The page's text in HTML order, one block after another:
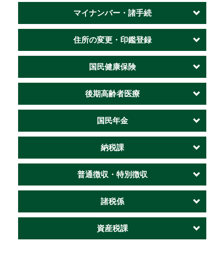
マイナンバー・諸手続
住所の変更・印鑑登録
国民健康保険
後期高齢者医療
国民年金
納税課
普通徴収・特別徴収
諸税係
資産税課